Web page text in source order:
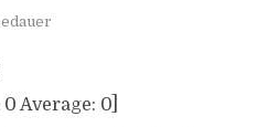
0 Average: 0]